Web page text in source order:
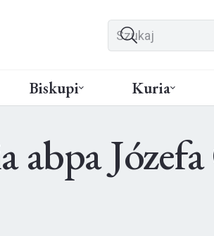
Biskupi Kuria
abpa